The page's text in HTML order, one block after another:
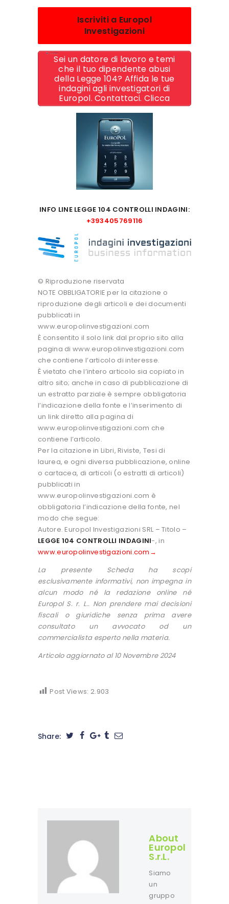
Iscriviti a Europol
Investigazioni
Sei un datore di lavoro e temi
che il tuo dipendente abusi
della Legge 104? Affida le tue
indagini agli investigatori di
Europol. Contattaci. Clicca
INFO LINE LEGGE 104 CONTROLLI INDAGINI:
+393405769116
© Riproduzione riservata
NOTE OBBLIGATORIE per la citazione o
riproduzione degli articoli e dei documenti
pubblicati in
www.europolinvestigazioni.com
È consentito il solo link dal proprio sito alla
pagina di www.europolinvestigazioni.com
che contiene l’articolo di interesse.
È vietato che l’intero articolo sia copiato in
altro sito; anche in caso di pubblicazione di
un estratto parziale è sempre obbligatoria
l’indicazione della fonte e l’inserimento di
un link diretto alla pagina di
www.europolinvestigazioni.com che
contiene l’articolo.
Per la citazione in Libri, Riviste, Tesi di
laurea, e ogni diversa pubblicazione, online
o cartacea, di articoli (o estratti di articoli)
pubblicati in
www.europolinvestigazioni.com è
obbligatoria l’indicazione della fonte, nel
modo che segue:
Autore. Europol Investigazioni SRL – Titolo –
LEGGE 104 CONTROLLI INDAGINI-, in
www.europolinvestigazioni.com→
La presente Scheda ha scopi
esclusivamente informativi, non impegna in
alcun modo né la redazione online né
Europol S. r. L.. Non prendere mai decisioni
fiscali o giuridiche senza prima avere
consultato un avvocato od un
commercialista esperto nella materia.
Articolo aggiornato al 10 Novembre 2024
Post Views: 2.903
Share:
About
Europol
S.r.L.
Siamo
un
gruppo